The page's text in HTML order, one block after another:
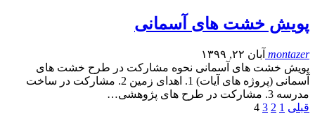
پویش خشت های آسمانی
montazer آبان ۲۲, ۱۳۹۹
پویش خشت های آسمانی نحوه مشارکت در طرح خشت های
آسمانی (پروژه های آیات) 1. اهدای زمین 2. مشارکت در ساخت
مدرسه 3. مشارکت در طرح های پژوهشی…
قبلی 1
2
3
4